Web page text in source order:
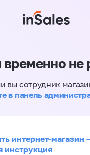
временно не
вы сотрудник
в панель
интернет-магазин –
инструкция